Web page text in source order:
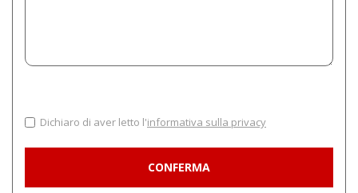
Dichiaro di aver letto l'informativa sulla privacy